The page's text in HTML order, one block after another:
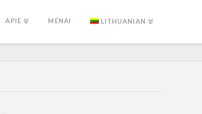
APIE MENAI LITHUANIAN